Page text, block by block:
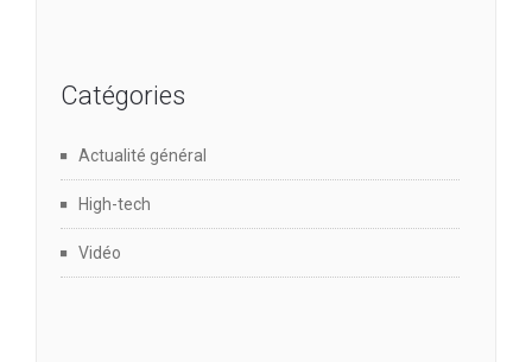
Catégories
Actualité général
High-tech
Vidéo